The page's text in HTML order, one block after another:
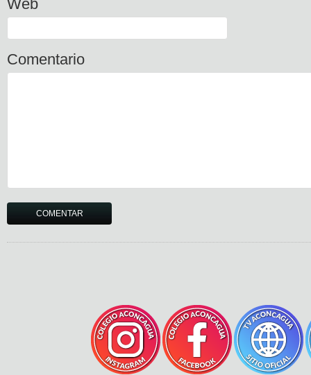
Web
Comentario